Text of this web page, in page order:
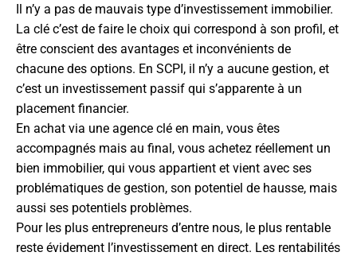
Il n’y a pas de mauvais type d’investissement immobilier.
La clé c’est de faire le choix qui correspond à son profil, et
être conscient des avantages et inconvénients de
chacune des options. En SCPI, il n’y a aucune gestion, et
c’est un investissement passif qui s’apparente à un
placement financier.
En achat via une agence clé en main, vous êtes
accompagnés mais au final, vous achetez réellement un
bien immobilier, qui vous appartient et vient avec ses
problématiques de gestion, son potentiel de hausse, mais
aussi ses potentiels problèmes.
Pour les plus entrepreneurs d’entre nous, le plus rentable
reste évidement l’investissement en direct. Les rentabilités